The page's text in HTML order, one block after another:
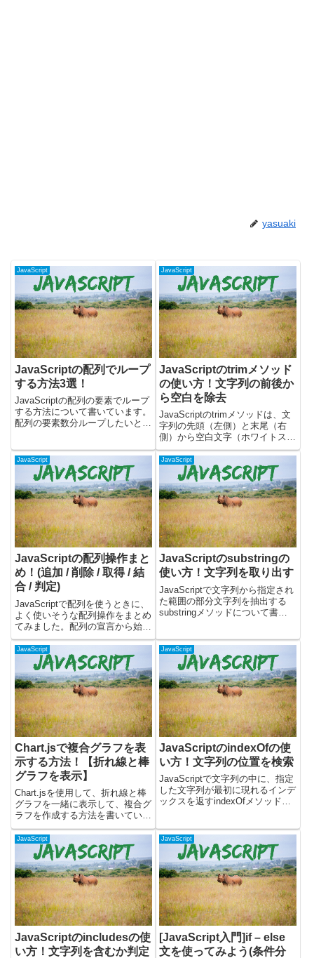
yasuaki
JavaScript
JavaScriptの配列でループ
する方法3選！
JavaScriptの配列の要素でループ
する方法について書いています。
配列の要素数分ループしたいとき
forEachメソッド・for...of文forで
ループするfor文を使うことで...
JavaScript
JavaScriptのtrimメソッド
の使い方！文字列の前後か
ら空白を除去
JavaScriptのtrimメソッドは、文
字列の先頭（左側）と末尾（右
側）から空白文字（ホワイトスペ
ース）を取り除くために使用され
ます。ユーザー入力の整形、デー
タの前処理、比較の前に余分な空
白を除去するなど、文字列操作に
おいてよく利用され...
JavaScript
JavaScriptの配列操作まと
め！(追加 / 削除 / 取得 / 結
合 / 判定)
JavaScriptで配列を使うときに、
よく使いそうな配列操作をまとめ
てみました。配列の宣言から始ま
って、追加・削除・取得・結合・
判定について書いています。配列
の宣言をするJavaScriptで配列を
作るには、角括弧([])を使用する
か、A...
JavaScript
JavaScriptのsubstringの
使い方！文字列を取り出す
JavaScriptで文字列から指定され
た範囲の部分文字列を抽出する
substringメソッドについて書い
取り出すことができます。文字列
から特定の部分を抽出したい場合
に便利...
JavaScript
Chart.jsで複合グラフを表
示する方法！【折れ線と棒
グラフを表示】
Chart.jsを使用して、折れ線と棒
グラフを一緒に表示して、複合グ
ラフを作成する方法を書いていま
す。公式サイトではMixed Chart
という表記で、こちらに記載があ
ります。Chart.jsを使用して、複
合グラフを作成するChart.js...
JavaScript
JavaScriptのindexOfの使
い方！文字列の位置を検索
JavaScriptで文字列の中に、指定
した文字列が最初に現れるインデ
ックスを返すindexOfメソッドに
の文字列が含まれているかどう
か、また、その文字列がどこにあ
るかを簡単...
JavaScript
JavaScriptのincludesの使
い方！文字列を含むか判定
JavaScript
[JavaScript入門]if – else
文を使ってみよう(条件分